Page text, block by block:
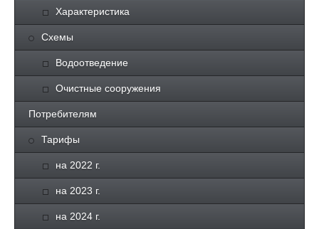
Характеристика
Схемы
Водоотведение
Очистные сооружения
Потребителям
Тарифы
на 2022 г.
на 2023 г.
на 2024 г.